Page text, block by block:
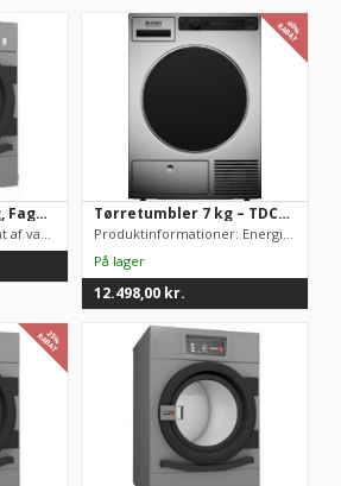
Tørretumbler 10 kg, Fagor SRP-10ME CONCEPT
Det nye KARE-sortiment af vaskemaskiner og tørretumblere er bl...
40%
RABAT
Tørretumbler 7 kg – TDC1771HC.S
Produktinformationer: Energieffektivitetsklasse: A++ Kapacitet...
12.498,00 kr.
25%
RABAT